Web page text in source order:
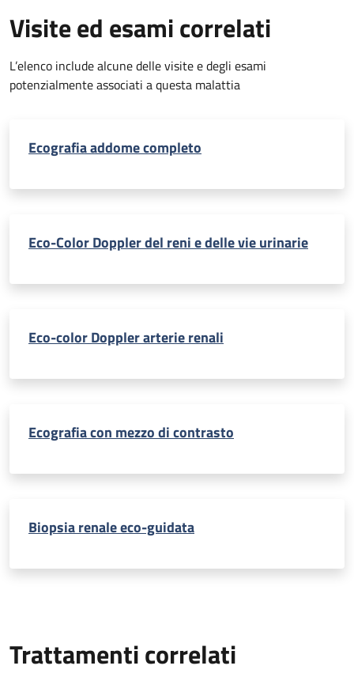
Visite ed esami correlati
L’elenco include alcune delle visite e degli esami
potenzialmente associati a questa malattia
Ecografia addome completo
Eco-Color Doppler del reni e delle vie urinarie
Eco-color Doppler arterie renali
Ecografia con mezzo di contrasto
Biopsia renale eco-guidata
Trattamenti correlati